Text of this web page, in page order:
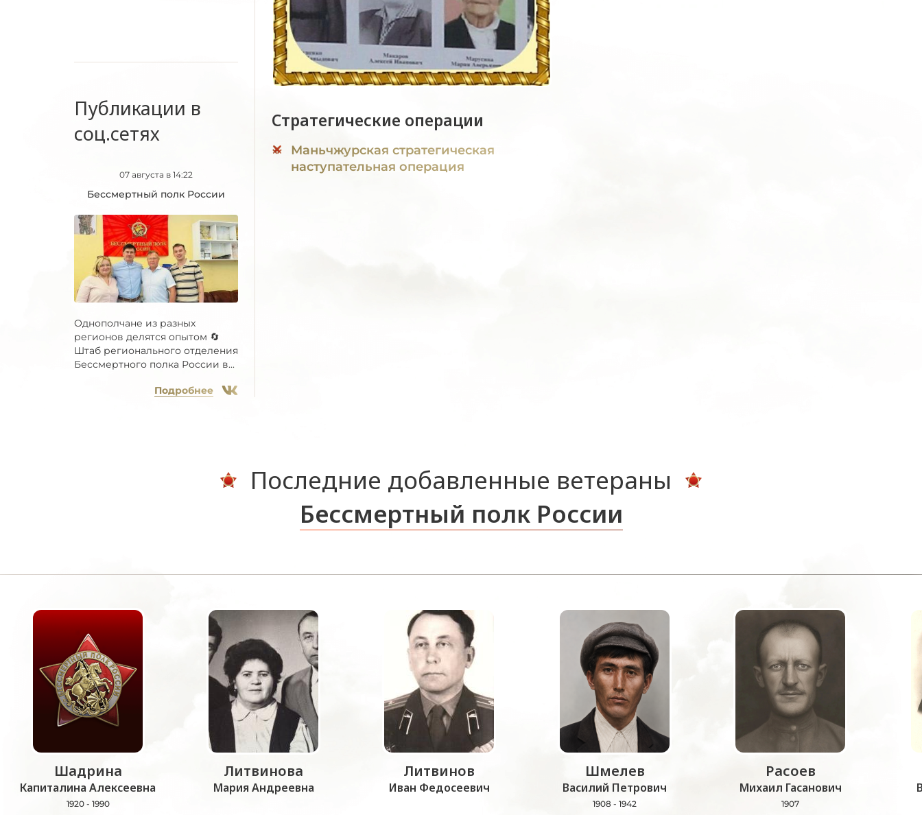
Публикации в
соц.сетях
07 августа в 14:22
Бессмертный полк России
Однополчане из разных
регионов делятся опытом 🔄
Штаб регионального отделения
Бессмертного полка России в...
Подробнее
Стратегические операции
Маньчжурская стратегическая
наступательная операция
Последние добавленные ветераны
Бессмертный полк России
Шадрина
Капиталина Алексеевна
1920 - 1990
Литвинова
Мария Андреевна
Литвинов
Иван Федосеевич
Шмелев
Василий Петрович
1908 - 1942
Расоев
Михаил Гасанович
1907